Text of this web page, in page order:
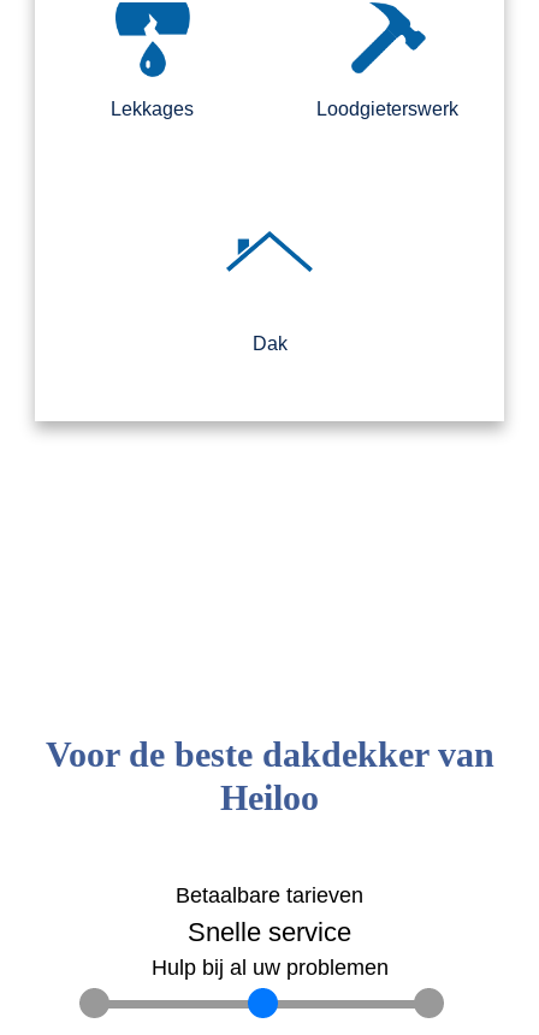
Lekkages Loodgieterswerk
Dak
Voor de beste dakdekker van
Heiloo
Betaalbare tarieven
Snelle service
Hulp bij al uw problemen